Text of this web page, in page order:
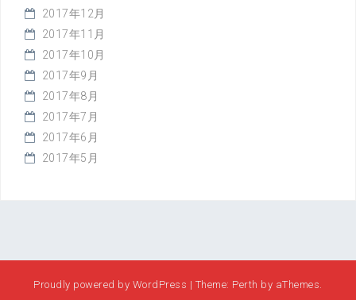
2017年12月
2017年11月
2017年10月
2017年9月
2017年8月
2017年7月
2017年6月
2017年5月
Proudly powered by WordPress | Theme: Perth by aThemes.